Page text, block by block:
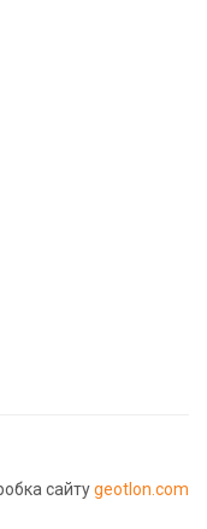
сайтуgeotlon.com